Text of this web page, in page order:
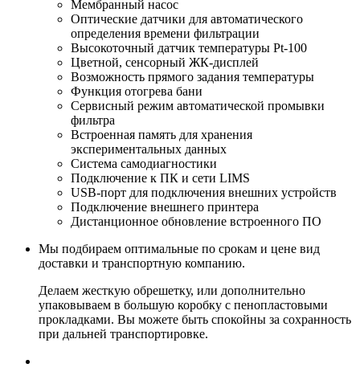
Мембранный насос
Оптические датчики для автоматического
определения времени фильтрации
Высокоточный датчик температуры Pt-100
Цветной, сенсорный ЖК-дисплей
Возможность прямого задания температуры
Функция отогрева бани
Сервисный режим автоматической промывки
фильтра
Встроенная память для хранения
экспериментальных данных
Система самодиагностики
Подключение к ПК и сети LIMS
USB-порт для подключения внешних устройств
Подключение внешнего принтера
Дистанционное обновление встроенного ПО
Мы подбираем оптимальные по срокам и цене вид
доставки и транспортную компанию.
Делаем жесткую обрешетку, или дополнительно
упаковываем в большую коробку с пенопластовыми
прокладками. Вы можете быть спокойны за сохранность
при дальней транспортировке.